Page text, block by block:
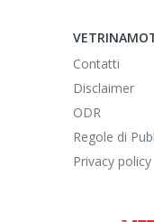
Contatti
Disclaimer
ODR
Regole di
Privacy policy